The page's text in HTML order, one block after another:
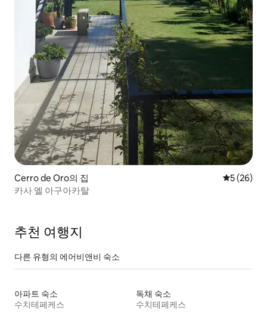
Cerro de Oro의 집 평점 5점(5
5 (26)
카사 엘 아구아카탈
추천 여행지
다른 유형의 에어비앤비 숙소
아파트 숙소
수치테페케스
독채 숙소
수치테페케스